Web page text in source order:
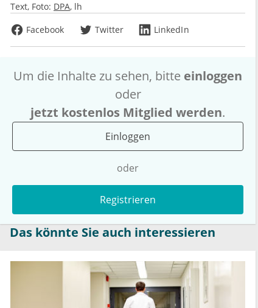
Text, Foto: DPA lh
Facebook
Twitter LinkedIn
Um die Inhalte zu sehen, bitte einloggen
oder
jetzt kostenlos Mitglied werden.
Einloggen
oder
Registrieren
Das könnte Sie auch interessieren